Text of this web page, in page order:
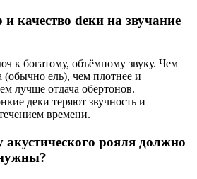
качество deки на звучание
к богатому, объёмному звуку. Чем
(обычно ель), чем плотнее и
лучше отдача обертонов.
деки теряют звучность и
времени.
акустического рояля должно